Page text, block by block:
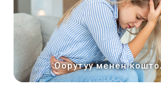
Оорутуу менен